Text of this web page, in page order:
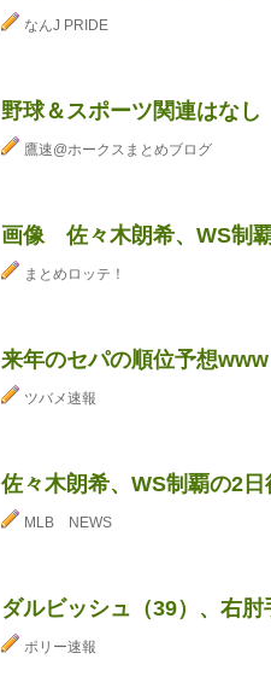
なんJ PRIDE
野球＆スポーツ関連はなし
鷹速@ホークスまとめブログ
画像 佐々木朗希、WS制
まとめロッテ！
来年のセパの順位予想www
ツバメ速報
佐々木朗希、WS制覇の2
MLB NEWS
ダルビッシュ（39）、右
ポリー速報